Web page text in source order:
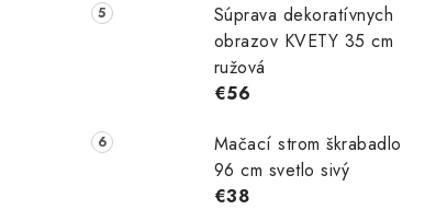
Súprava dekoratívnych
obrazov KVETY 35 cm
ružová
€56
Mačací strom škrabadlo
96 cm svetlo sivý
€38